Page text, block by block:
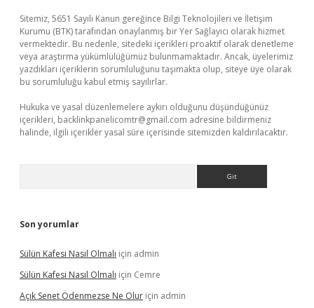
Sitemiz, 5651 Sayılı Kanun gereğince Bilgi Teknolojileri ve İletişim
Kurumu (BTK) tarafından onaylanmış bir Yer Sağlayıcı olarak hizmet
vermektedir. Bu nedenle, sitedeki içerikleri proaktif olarak denetleme
veya araştırma yükümlülüğümüz bulunmamaktadır. Ancak, üyelerimiz
yazdıkları içeriklerin sorumluluğunu taşımakta olup, siteye üye olarak
bu sorumluluğu kabul etmiş sayılırlar.
Hukuka ve yasal düzenlemelere aykırı olduğunu düşündüğünüz
içerikleri, backlinkpanelicomtr@gmail.com adresine bildirmeniz
halinde, ilgili içerikler yasal süre içerisinde sitemizden kaldırılacaktır.
Son yorumlar
Sülün Kafesi Nasıl Olmalı için admin
Sülün Kafesi Nasıl Olmalı için Cemre
Açık Senet Ödenmezse Ne Olur için admin